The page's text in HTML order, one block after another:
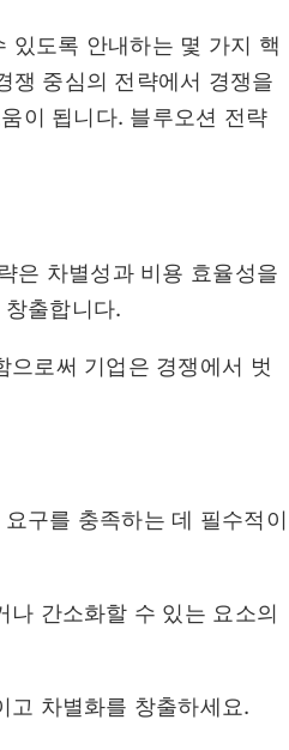
있도록 안내하는 몇 가지 핵
쟁 중심의 전략에서 경쟁을
이 됩니다. 블루오션 전략
은 차별성과 비용 효율성을
출합니다.
으로써 기업은 경쟁에서 벗
구를 충족하는 데 필수적이
간소화할 수 있는 요소의
고 차별화를 창출하세요.